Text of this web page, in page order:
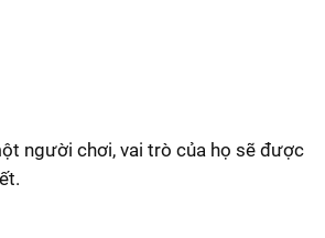
người chơi, vai trò của họ sẽ được